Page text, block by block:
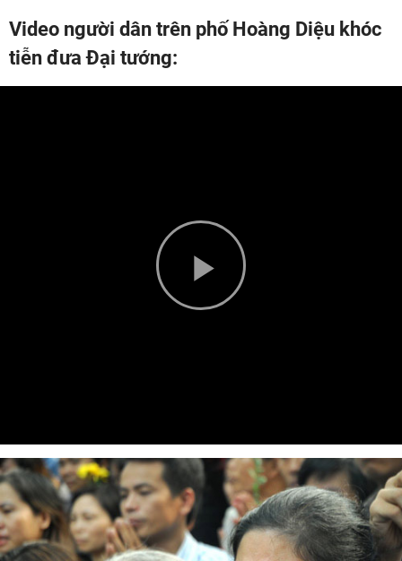
Video người dân trên phố Hoàng Diệu khóc
tiễn đưa Đại tướng:
Play